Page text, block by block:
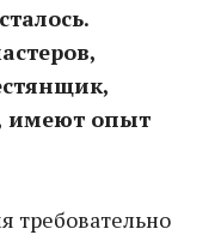
имеют опыт
требовательно